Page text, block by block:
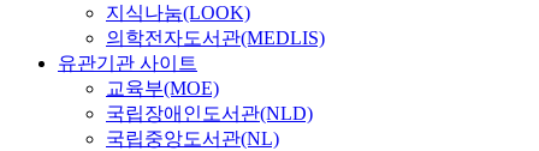
지식나눔(LOOK)
의학전자도서관(MEDLIS)
유관기관 사이트
교육부(MOE)
국립장애인도서관(NLD)
국립중앙도서관(NL)